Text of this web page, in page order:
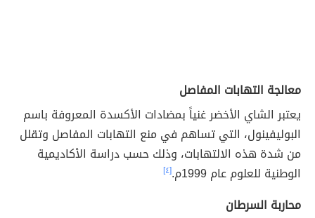
معالجة التهابات المفاصل
يعتبر الشاي الأخضر غنياً بمضادات الأكسدة المعروفة باسم
البوليفينول، التي تساهم في منع التهابات المفاصل وتقلل
من شدة هذه الالتهابات، وذلك حسب دراسة الأكاديمية
الوطنية للعلوم عام 1999م.
[٤]
محاربة السرطان